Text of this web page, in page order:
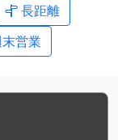
長距離
営業